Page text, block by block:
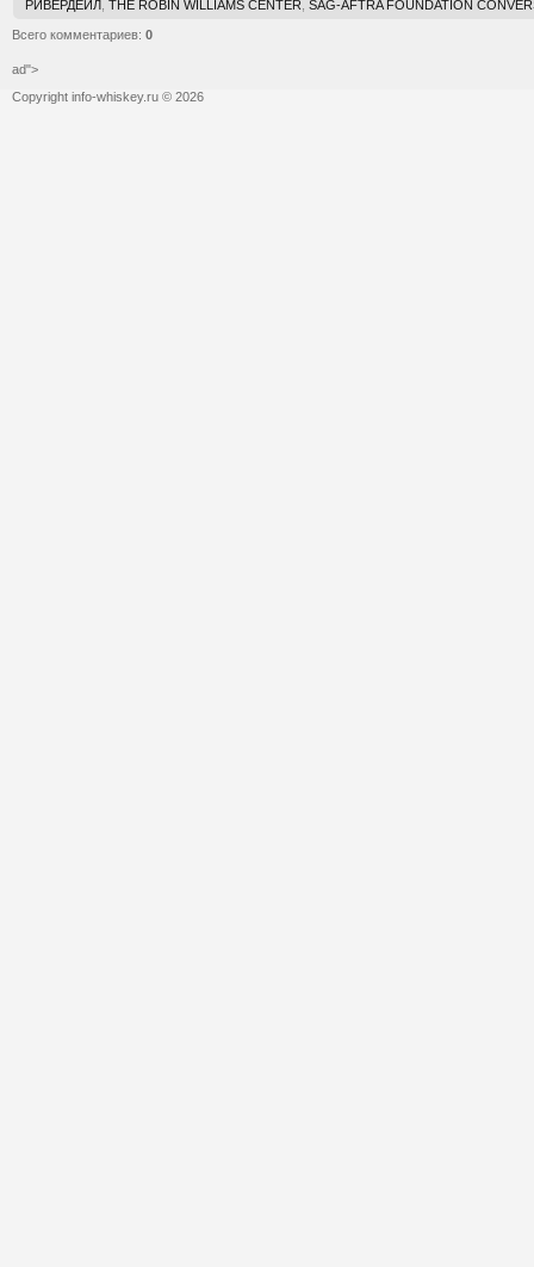
РИВЕРДЕЙЛ THE ROBIN WILLIAMS CENTER SAG-AFTRA FOUNDATION
Всего комментариев: 0
ad">
Copyright info-whiskey.ru © 2026